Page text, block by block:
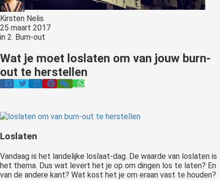
Kirsten Nelis
25 maart 2017
in 2. Burn-out
Wat je moet loslaten om van jouw burn-
out te herstellen
Loslaten
Vandaag is het landelijke loslaat-dag. De waarde van loslaten is
het thema. Dus wat levert het je op om dingen los te laten? En
van de andere kant? Wat kost het je om eraan vast te houden?
de
Hierdoor
website-
van